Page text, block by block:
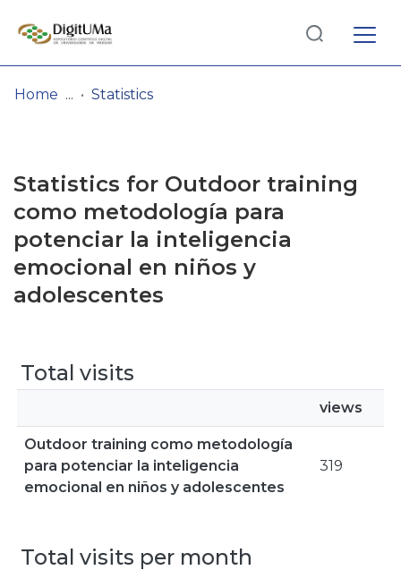
Browse repository
Entities
Log
In(current)
Home Statistics
Statistics for Outdoor training
como metodología para
potenciar la inteligencia
emocional en niños y
adolescentes
Total visits
views
Outdoor training como metodología
para potenciar la inteligencia
emocional en niños y adolescentes
319
Total visits per month